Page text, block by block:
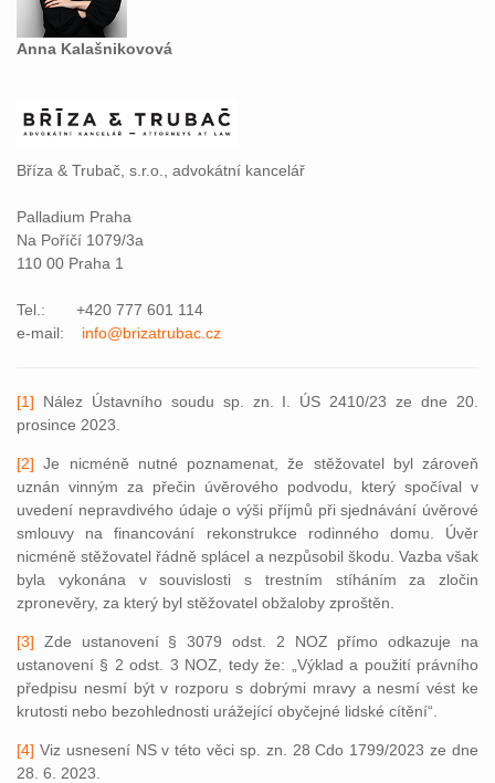
Anna Kalašnikovová
Bříza & Trubač, s.r.o., advokátní kancelář
Palladium Praha
Na Poříčí 1079/3a
110 00 Praha 1
Tel.: +420 777 601 114
e-mail: info@brizatrubac.cz
[1] Nález Ústavního soudu sp. zn. I. ÚS 2410/23 ze dne 20.
prosince 2023.
[2] Je nicméně nutné poznamenat, že stěžovatel byl zároveň
uznán vinným za přečin úvěrového podvodu, který spočíval v
uvedení nepravdivého údaje o výši příjmů při sjednávání úvěrové
smlouvy na financování rekonstrukce rodinného domu. Úvěr
nicméně stěžovatel řádně splácel a nezpůsobil škodu. Vazba však
byla vykonána v souvislosti s trestním stíháním za zločin
zpronevěry, za který byl stěžovatel obžaloby zproštěn.
[3] Zde ustanovení § 3079 odst. 2 NOZ přímo odkazuje na
ustanovení § 2 odst. 3 NOZ, tedy že: „Výklad a použití právního
předpisu nesmí být v rozporu s dobrými mravy a nesmí vést ke
krutosti nebo bezohlednosti urážející obyčejné lidské cítění“.
[4] Viz usnesení NS v této věci sp. zn. 28 Cdo 1799/2023 ze dne
28. 6. 2023.